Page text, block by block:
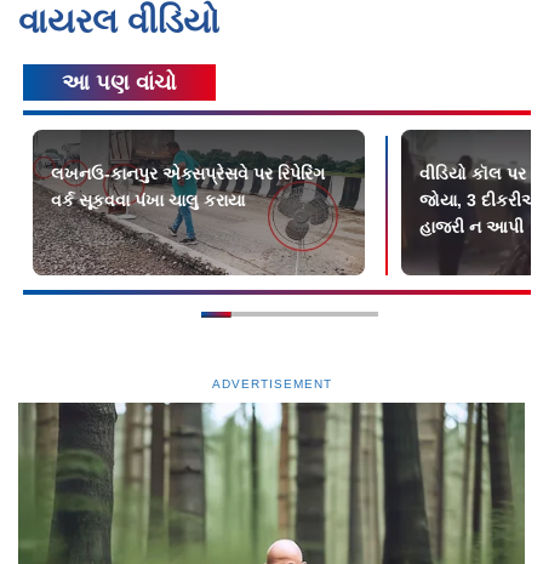
વાયરલ વીડિયો
આ પણ વાંચો
લખનઉ-કાનપુર એક્સપ્રેસવે પર રિપેરિંગ
વર્ક સૂકવવા પંખા ચાલુ કરાયા
વીડિયો કૉલ પર
જોયા, 3
હાજરી ન આપી
ADVERTISEMENT